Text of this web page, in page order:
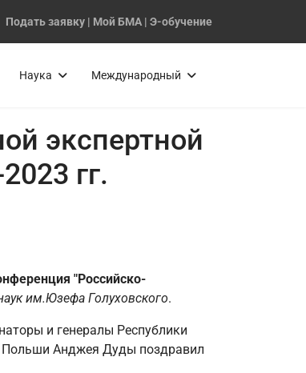
Подать заявку | Мой БМА | Э-обучение
Наука Международный
экспертной
гг.
"Российско-
им.Юзефа Голуховского.
и генералы Республики
Польши Анджея Дуды поздравил